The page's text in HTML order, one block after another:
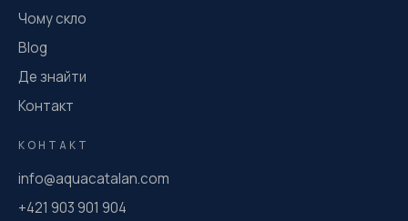
Чому скло
Blog
Де знайти
Контакт
КОНТАКТ
info@aquacatalan.com
+421 903 901 904